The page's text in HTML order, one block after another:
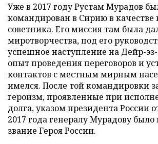
Уже в 2017 году Рустам Мурадов
командирован в Сирию в качестве
советника. Его миссия там была
миротворчества, под его
успешное наступление на Дейр-
опыт проведения переговоров и
контактов с местным мирным
имелся. После той командировки
героизм, проявленные при
долга, указом президента России
2017 года генералу Мурадову было
звание Героя России.